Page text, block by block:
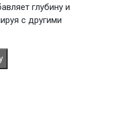
глубину и
с другими